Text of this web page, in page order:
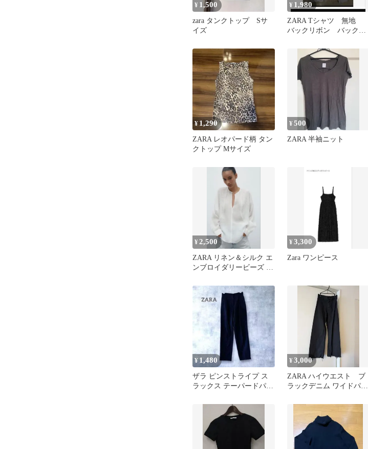
¥ 1,500
zara タンクトップ Sサ
イズ
¥ 1,980
ZARA Tシャツ 無地
バックリボン バックフ
¥ 1,290
ZARA レオパード柄 タン
クトップ Mサイズ
¥500
ZARA 半袖ニット
¥2,500
ZARA リネン＆シルク エ
ンブロイダリービーズ ブ
¥3,300
Zara ワンピース
¥ 1,480
ザラ ピンストライプ ス
ラックス テーパードパン
¥3,000
ZARA ハイウエスト ブ
ラックデニム ワイドパン